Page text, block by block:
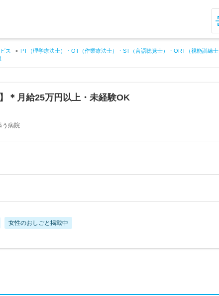
ス PT（理学療法士）・OT（作業療法士）・ST（言語聴覚士）・ORT（視能訓練士
＊月給25万円以上・未経験OK
う病院
女性のおしごと掲載中